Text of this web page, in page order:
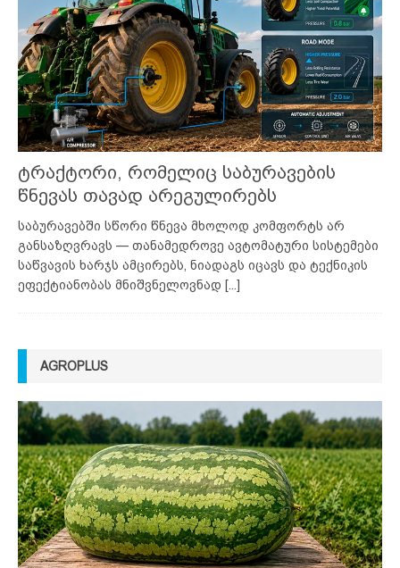
ტრაქტორი, რომელიც საბურავების
წნევას თავად არეგულირებს
საბურავებში სწორი წნევა მხოლოდ კომფორტს არ
განსაზღვრავს — თანამედროვე ავტომატური სისტემები
საწვავის ხარჯს ამცირებს, ნიადაგს იცავს და ტექნიკის
ეფექტიანობას მნიშვნელოვნად [...]
AGROPLUS